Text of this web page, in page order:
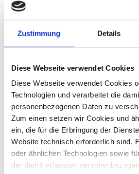
Zustimmung Details
Diese Webseite verwendet Cookies
Diese Webseite verwendet Cookies
Technologien und verarbeitet die
personenbezogenen Daten zu
Zum einen setzen wir Cookies und
ein, die für die Erbringung der
Website technisch erforderlich sind.
oder ähnlichen Technologien sowie
der damit erfassten
Doppelbesteuerungsabkommen (DBA)
tageweisen Beschäftigung im Inland
sind jedoch solche Arbeitstage, an denen
(DBA-)steuerfreien Arbeitslohn bezieht,
entsprechende Gesetzesgrundlage wurde
Arbeitnehmerentsendung
Zurück
Björn Spilles
Steuerberater, Fachberater für
Zum Profil von Björn Spilles
Sarah Müngersdorff
Steuerberaterin